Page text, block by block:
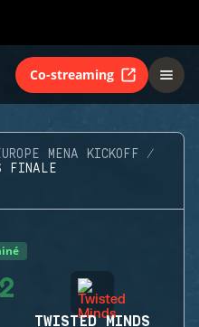
Co-streaming
MENA KICKOFF
FINALE
2
TWISTED MINDS